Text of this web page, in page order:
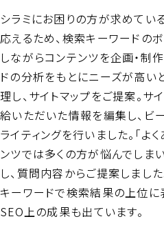
シラミにお困りの方が求めてい
応えるため、検索キーワードの
しながらコンテンツを企画・制
ドの分析をもとにニーズが高い
理し、サイトマップをご提案。サ
給いただいた情報を編集し、ビ
ライティングを行いました。「よ
ンツでは多くの方が悩んでしま
し、質問内容からご提案しまし
キーワードで検索結果の上位に
SEO上の成果も出ています。